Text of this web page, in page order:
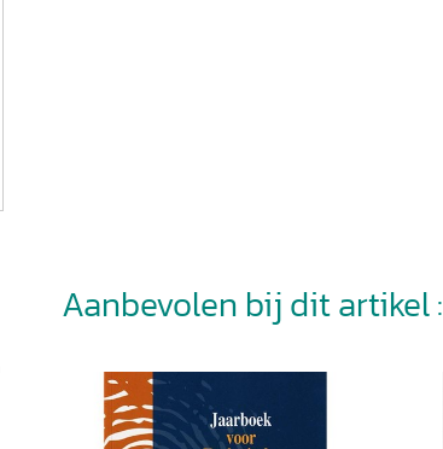
Aanbevolen bij dit artikel :